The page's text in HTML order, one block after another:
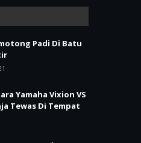
Padi Di Batu
Yamaha Vixion VS
Tewas Di Tempat